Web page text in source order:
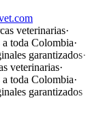
veterinarias·
a toda Colombia·
garantizados·
veterinarias·
a toda Colombia·
garantizados